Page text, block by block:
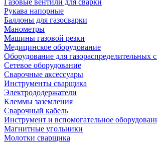
Газовые вентили для сварки
Рукава напорные
Баллоны для газосварки
Манометры
Машины газовой резки
Медицинское оборудование
Оборудование для газораспределительных
Сетевое оборудование
Сварочные аксессуары
Инструменты сварщика
Электрододержатели
Клеммы заземления
Сварочный кабель
Инструмент и вспомогательное
Магнитные угольники
Молотки сварщика